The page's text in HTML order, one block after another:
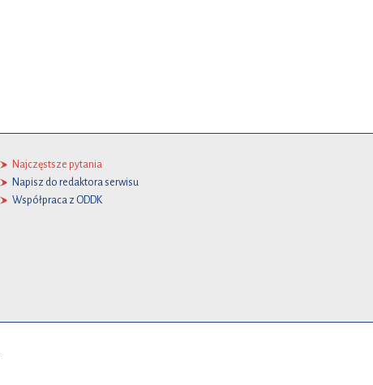
Najczęstsze pytania
Napisz do redaktora serwisu
Współpraca z ODDK